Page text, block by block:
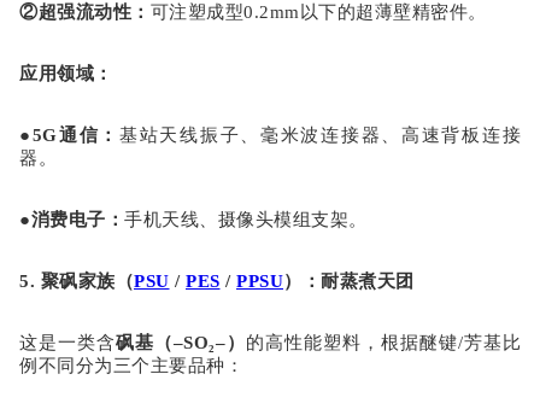
②超强流动性 ： 可注塑成型0.2mm以下的超薄壁精密件。
应用领域 ：
●5G通信 ：基站天线振子、毫米波连接器、高速背板连接
器。
●消费电子 ： 手机天线、摄像头模组支架。
5. 聚砜家族（PSU / PES / PPSU）：耐蒸煮天团
这是一类含砜基（–SO₂–） 的高性能塑料，根据醚键/芳基比
例不同分为三个主要品种：